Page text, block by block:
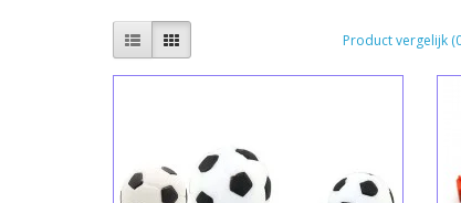
Product vergelijk